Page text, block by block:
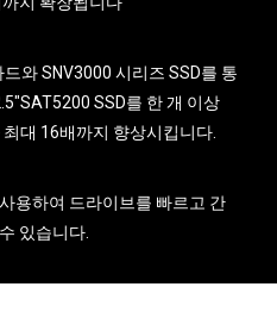
와 SNV3000 시리즈 SSD를 통
SSD를 한 개 이상
대 16배까지 향상시킵니다.
용하여 드라이브를 빠르고 간
있습니다.